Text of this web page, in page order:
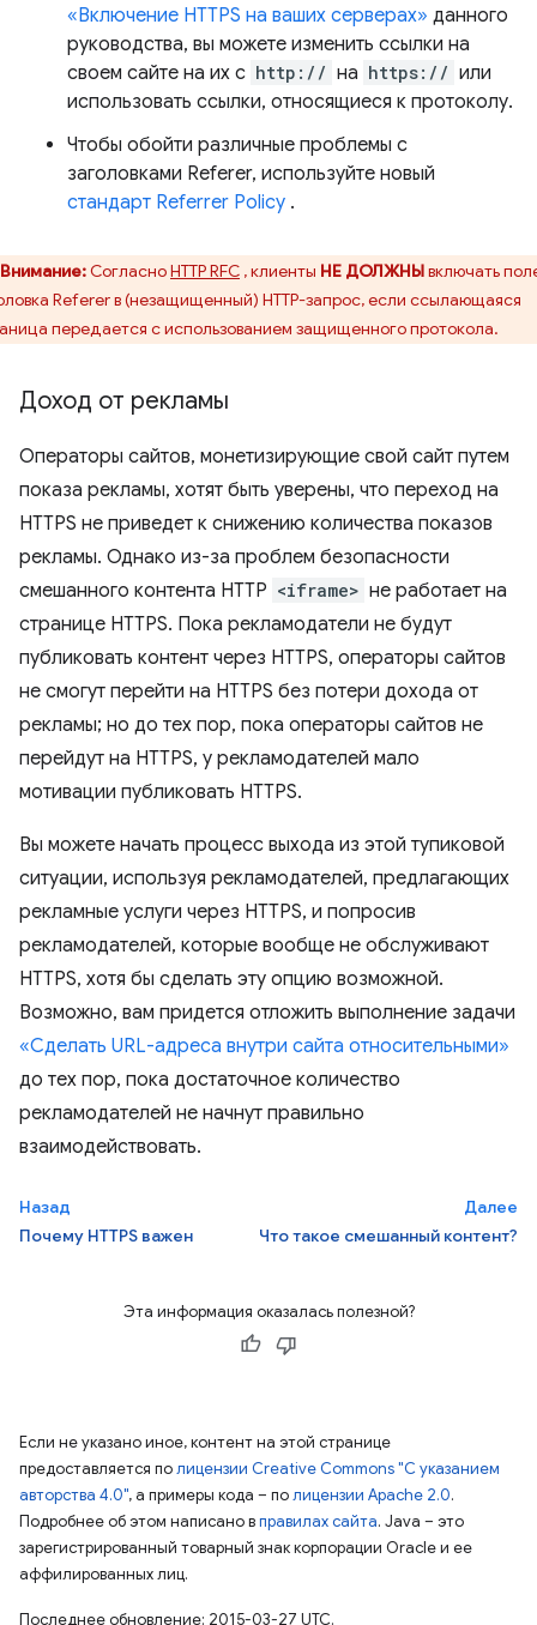
«Включение HTTPS на ваших серверах» данного
руководства, вы можете изменить ссылки на
своем сайте на их с http:// на https:// или
использовать ссылки, относящиеся к протоколу.
Чтобы обойти различные проблемы с
заголовками Referer, используйте новый
стандарт Referrer Policy .
Внимание:СогласноHTTP RFC , клиенты НЕ ДОЛЖНЫвключать
Referer в (незащищенный) HTTP-запрос, если ссылающаяся
передается с использованием защищенного протокола.
Доход от рекламы
Операторы сайтов, монетизирующие свой сайт путем
показа рекламы, хотят быть уверены, что переход на
HTTPS не приведет к снижению количества показов
рекламы. Однако из-за проблем безопасности
смешанного контента HTTP <iframe> не работает на
странице HTTPS. Пока рекламодатели не будут
публиковать контент через HTTPS, операторы сайтов
не смогут перейти на HTTPS без потери дохода от
рекламы; но до тех пор, пока операторы сайтов не
перейдут на HTTPS, у рекламодателей мало
мотивации публиковать HTTPS.
Вы можете начать процесс выхода из этой тупиковой
ситуации, используя рекламодателей, предлагающих
рекламные услуги через HTTPS, и попросив
рекламодателей, которые вообще не обслуживают
HTTPS, хотя бы сделать эту опцию возможной.
Возможно, вам придется отложить выполнение задачи
«Сделать URL-адреса внутри сайта относительными»
до тех пор, пока достаточное количество
рекламодателей не начнут правильно
взаимодействовать.
Назад
Почему HTTPS важен
Далее
Что такое смешанный контент?
Эта информация оказалась полезной?
Если не указано иное, контент на этой странице
предоставляется полицензии Creative Commons "С указанием
авторства 4.0", а примеры кода – полицензии Apache 2.0.
Подробнее об этом написано вправилах сайта. Java – это
зарегистрированный товарный знак корпорации Oracle и ее
аффилированных лиц.
Последнее обновление: 2015-03-27 UTC.